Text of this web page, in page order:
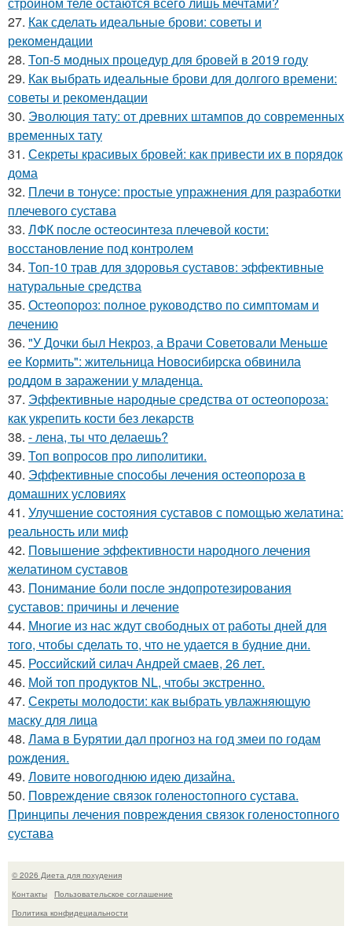
27. Как сделать идеальные брови: советы и
рекомендации
28. Топ-5 модных процедур для бровей в 2019 году
29. Как выбрать идеальные брови для долгого времени:
советы и рекомендации
30. Эволюция тату: от древних штампов до современных
временных тату
31. Секреты красивых бровей: как привести их в порядок
дома
32. Плечи в тонусе: простые упражнения для разработки
плечевого сустава
33. ЛФК после остеосинтеза плечевой кости:
восстановление под контролем
34. Топ-10 трав для здоровья суставов: эффективные
натуральные средства
35. Остеопороз: полное руководство по симптомам и
лечению
36. "У Дочки был Некроз, а Врачи Советовали Меньше
ее Кормить": жительница Новосибирска обвинила
роддом в заражении у младенца.
37. Эффективные народные средства от остеопороза:
как укрепить кости без лекарств
38. - лена, ты что делаешь?
39. Топ вопросов про липолитики.
40. Эффективные способы лечения остеопороза в
домашних условиях
41. Улучшение состояния суставов с помощью желатина:
реальность или миф
42. Повышение эффективности народного лечения
желатином суставов
43. Понимание боли после эндопротезирования
суставов: причины и лечение
44. Многие из нас ждут свободных от работы дней для
того, чтобы сделать то, что не удается в будние дни.
45. Российский силач Андрей смаев, 26 лет.
46. Мой топ продуктов NL, чтобы экстренно.
47. Секреты молодости: как выбрать увлажняющую
маску для лица
48. Лама в Бурятии дал прогноз на год змеи по годам
рождения.
49. Ловите новогоднюю идею дизайна.
50. Повреждение связок голеностопного сустава.
Принципы лечения повреждения связок голеностопного
сустава
© 2026 Диета для похудения
Контакты
Пользовательское соглашение
Политика конфидециальности